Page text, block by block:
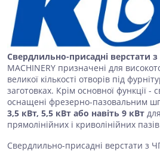
Свердлильно-присадні верстати
MACHINERY призначені для
великої кількості отворів під
заготовках. Крім основної функції -
оснащені фрезерно-пазовальним
3,5 кВт, 5,5 кВт або навіть 9 кВт
прямолінійних і криволінійних
Свердлильно-присадні верстати з